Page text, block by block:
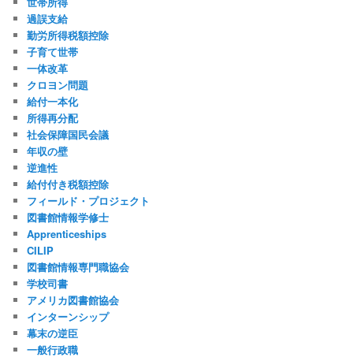
過誤支給
勤労所得税額控除
子育て世帯
一体改革
クロヨン問題
給付一本化
所得再分配
社会保障国民会議
年収の壁
逆進性
給付付き税額控除
フィールド・プロジェクト
図書館情報学修士
Apprenticeships
CILIP
図書館情報専門職協会
学校司書
アメリカ図書館協会
インターンシップ
幕末の逆臣
一般行政職